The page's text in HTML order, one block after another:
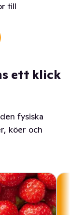
till
ett klick
fysiska
köer och